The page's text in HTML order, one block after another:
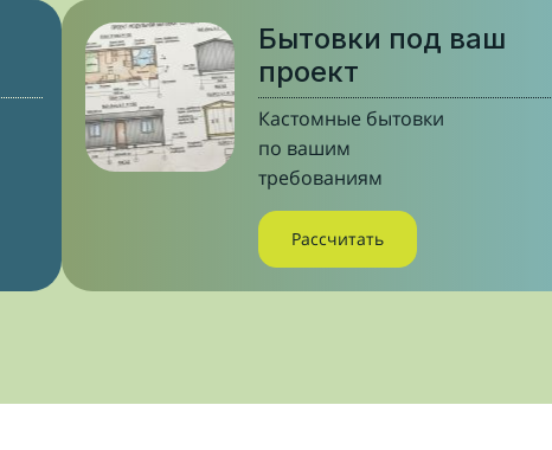
Бытовки под ваш
проект
Кастомные бытовки
по вашим
требованиям
Рассчитать